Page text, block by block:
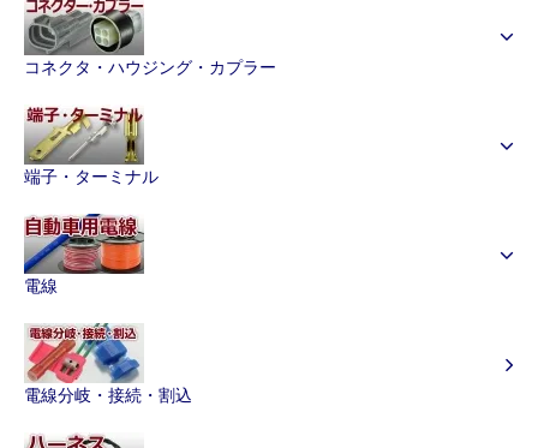
コネクタ・ハウジング・カプラー
端子・ターミナル
電線
電線分岐・接続・割込